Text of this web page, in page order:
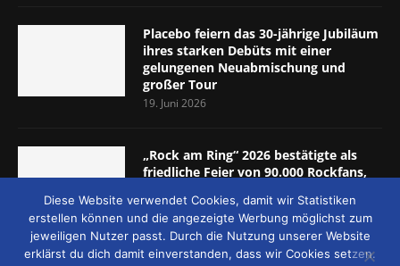
Placebo feiern das 30-jährige Jubiläum
ihres starken Debüts mit einer
gelungenen Neuabmischung und
großer Tour
19. Juni 2026
„Rock am Ring“ 2026 bestätigte als
friedliche Feier von 90.000 Rockfans,
5.-7. Juni 2026)
8. Juni 2026
Diese Website verwendet Cookies, damit wir Statistiken
erstellen können und die angezeigte Werbung möglichst zum
jeweiligen Nutzer passt. Durch die Nutzung unserer Website
erklärst du dich damit einverstanden, dass wir Cookies setzen.